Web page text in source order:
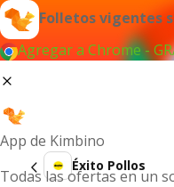
Folletos vigentes
Agregar a Chrome -
App de Kimbino
Todas las ofertas en un
Éxito Pollos